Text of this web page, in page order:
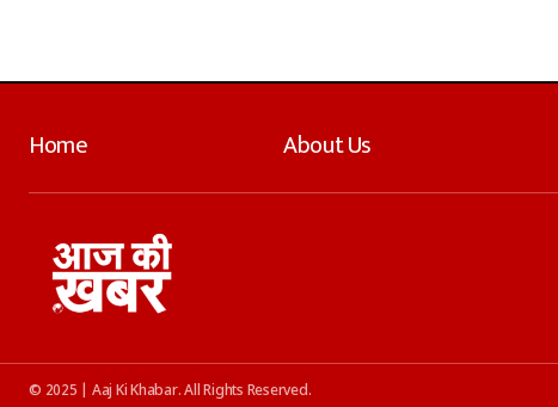
Home About Us
© 2025 | Aaj Ki Khabar. All Rights Reserved.